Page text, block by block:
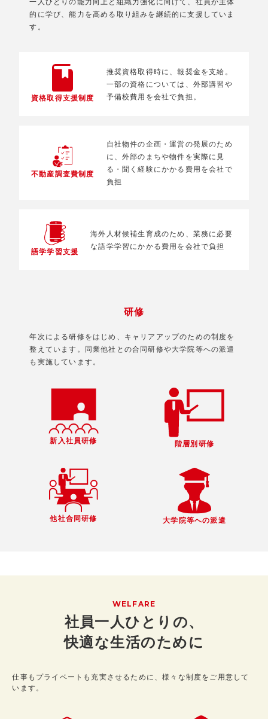
的に学び、能力を高める取り組みを継続的に支援していま
す。
資格取得支援制度
推奨資格取得時に、報奨金を支給。
一部の資格については、外部講習や
予備校費用を会社で負担。
不動産調査費制度
自社物件の企画・運営の発展のため
に、外部のまちや物件を実際に見
る・聞く経験にかかる費用を会社で
負担
語学学習支援
海外人材候補生育成のため、業務に必要
な語学学習にかかる費用を会社で負担
研修
年次による研修をはじめ、キャリアアップのための制度を
整えています。同業他社との合同研修や大学院等への派遣
も実施しています。
新入社員研修 階層別研修
他社合同研修 大学院等への派遣
WELFARE
社員一人ひとりの、
快適な生活のために
仕事もプライベートも充実させるために、様々な制度をご用意して
います。